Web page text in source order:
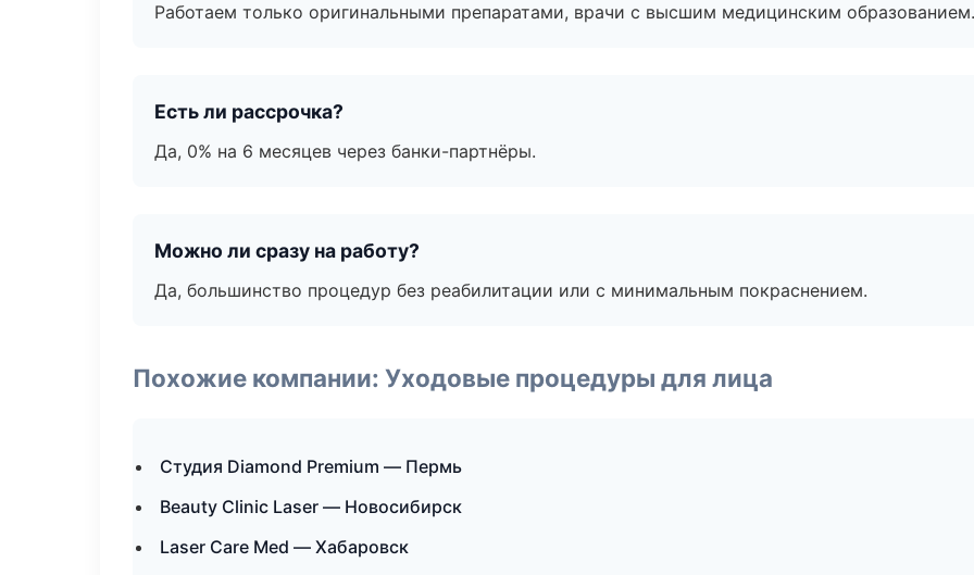
Работаем только оригинальными препаратами, врачи с высшим медицинским образованием.
Есть ли рассрочка?
Да, 0% на 6 месяцев через банки-партнёры.
Можно ли сразу на работу?
Да, большинство процедур без реабилитации или с минимальным покраснением.
Похожие компании: Уходовые процедуры для лица
Студия Diamond Premium — Пермь
Beauty Clinic Laser — Новосибирск
Laser Care Med — Хабаровск